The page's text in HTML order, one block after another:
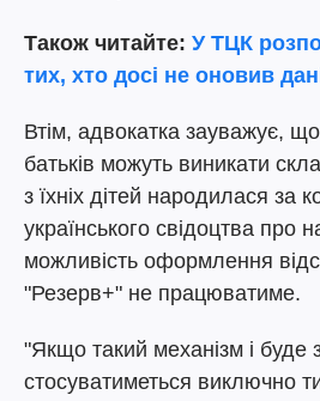
Також читайте: У ТЦК
тих, хто досі не оновив
Втім, адвокатка зауважує,
батьків можуть виникати
з їхніх дітей народилася за
українського свідоцтва про
можливість оформлення
"Резерв+" не працюватиме.
"Якщо такий механізм і
стосуватиметься виключно